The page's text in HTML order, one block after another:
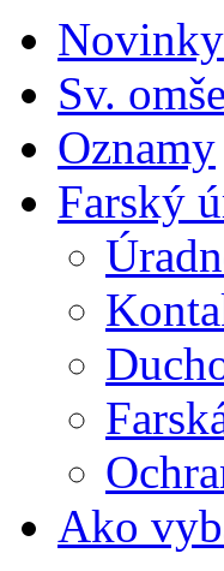
Novinky
Sv. omše
Oznamy
Farský
Ako